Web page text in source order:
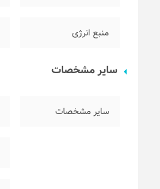
منبع انرژی
سایر مشخصات
سایر مشخصات